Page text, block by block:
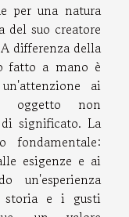
per una natura
suo creatore
differenza della
fatto a mano è
ai
non
significato. La
fondamentale:
esigenze e ai
un'esperienza
storia e i gusti